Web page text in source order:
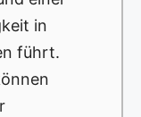
in
führt.